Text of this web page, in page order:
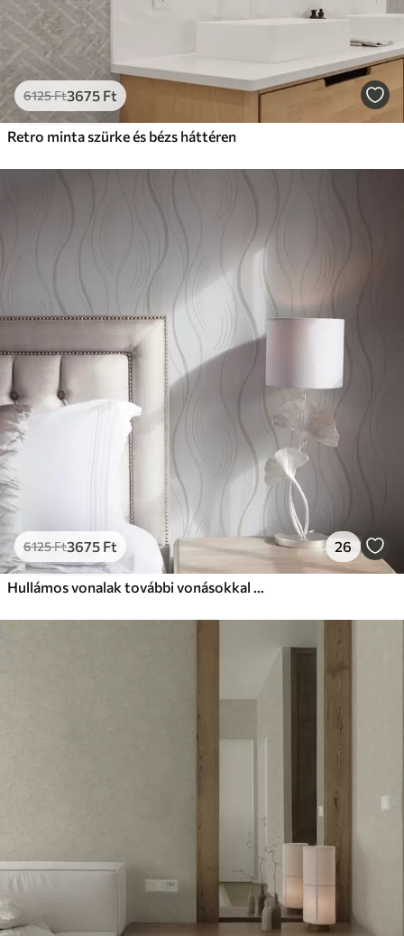
Prémium
15833 9499 Ft
Prémium csillámmal
1820810925 Ft/m²
6125Ft3675 Ft
Retro minta szürke és bézs háttéren
6125Ft3675 Ft 26
Hullámos vonalak további vonásokkal modern stílusban